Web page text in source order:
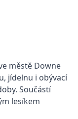
městě Downe
jídelnu i obývací
Součástí
lesíkem